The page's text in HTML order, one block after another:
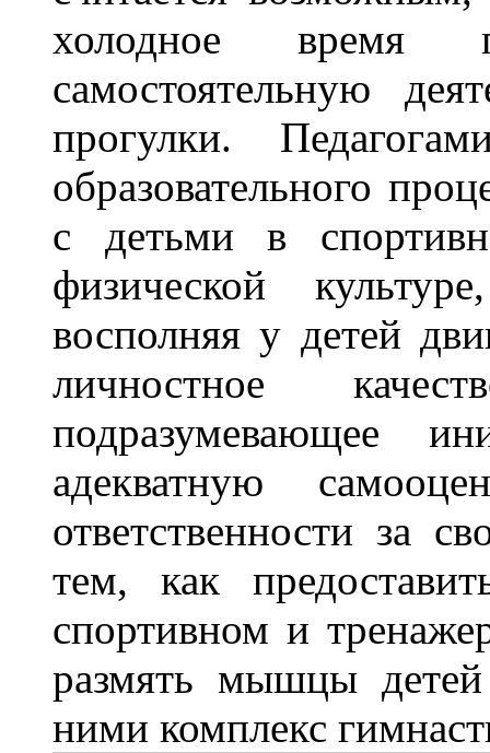
холодное время
самостоятельную
прогулки.
образовательного
с детьми в
физической
восполняя у детей
личностное
подразумевающее
адекватную
ответственности за
тем, как
спортивном и
размять мышцы
ними комплекс